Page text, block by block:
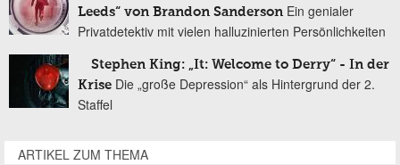
Leeds“ von Brandon Sanderson Ein genialer
Privatdetektiv mit vielen halluzinierten Persönlichkeiten
Stephen King: „It: Welcome to Derry“ - In der
Krise Die „große Depression“ als Hintergrund der 2.
Staffel
ARTIKEL ZUM THEMA